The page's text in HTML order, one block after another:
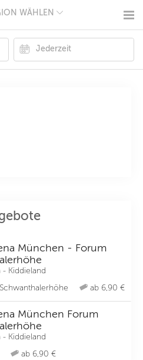
WÄHLEN
München - Forum
Kiddieland
ab 6,90 €
München Forum
Kiddieland
ab 6,90 €